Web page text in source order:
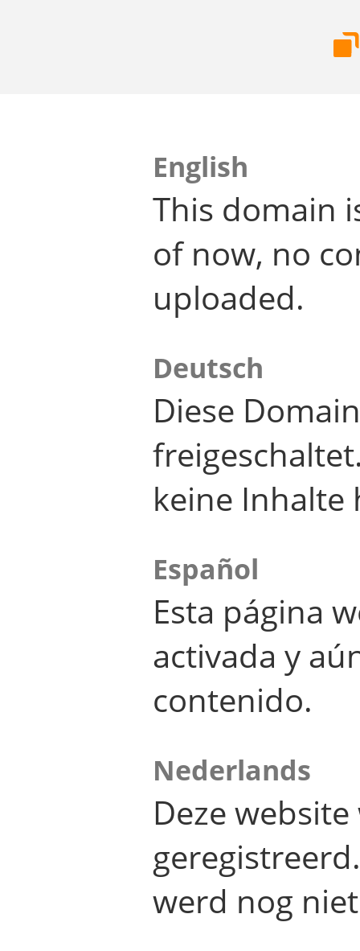
English
This domain
of now, no
uploaded.
Deutsch
Diese
keine Inhalte
Español
Esta página
activada y
contenido.
Nederlands
Deze
werd nog